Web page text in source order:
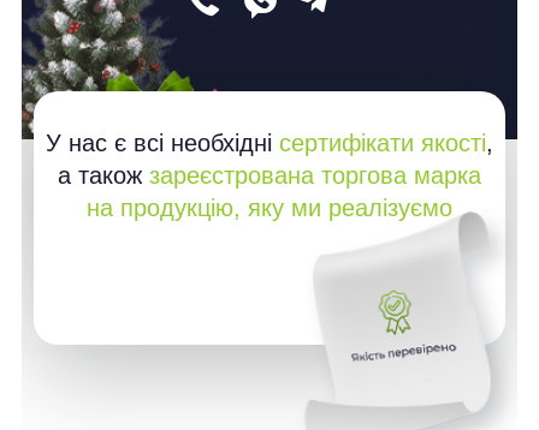
У нас є всі необхідні сертифікати якості,
а також зареєстрована торгова марка
на продукцію, яку ми реалізуємо